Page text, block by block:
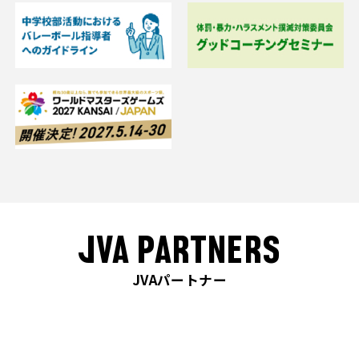
JVA PARTNERS
JVAパートナー